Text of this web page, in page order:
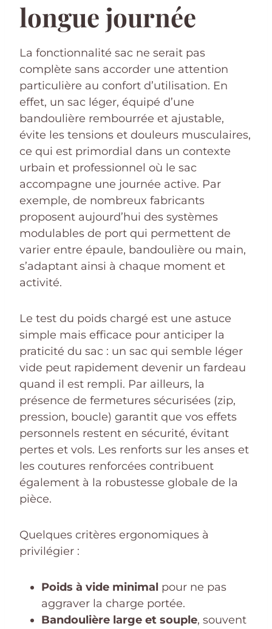
longue journée
La fonctionnalité sac ne serait pas
complète sans accorder une attention
particulière au confort d’utilisation. En
effet, un sac léger, équipé d’une
bandoulière rembourrée et ajustable,
évite les tensions et douleurs musculaires,
ce qui est primordial dans un contexte
urbain et professionnel où le sac
accompagne une journée active. Par
exemple, de nombreux fabricants
proposent aujourd’hui des systèmes
modulables de port qui permettent de
varier entre épaule, bandoulière ou main,
s’adaptant ainsi à chaque moment et
activité.
Le test du poids chargé est une astuce
simple mais efficace pour anticiper la
praticité du sac : un sac qui semble léger
vide peut rapidement devenir un fardeau
quand il est rempli. Par ailleurs, la
présence de fermetures sécurisées (zip,
pression, boucle) garantit que vos effets
personnels restent en sécurité, évitant
pertes et vols. Les renforts sur les anses et
les coutures renforcées contribuent
également à la robustesse globale de la
pièce.
Quelques critères ergonomiques à
privilégier :
Poids à vide minimal pour ne pas
aggraver la charge portée.
Bandoulière large et souple, souvent